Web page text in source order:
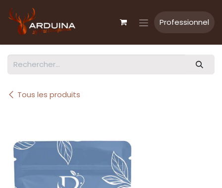
Professionnel
Tous les produits